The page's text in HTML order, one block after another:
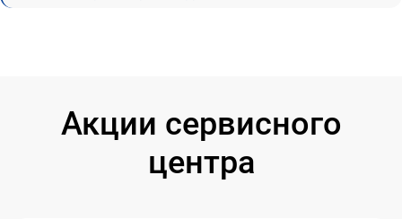
Акции сервисного
центра